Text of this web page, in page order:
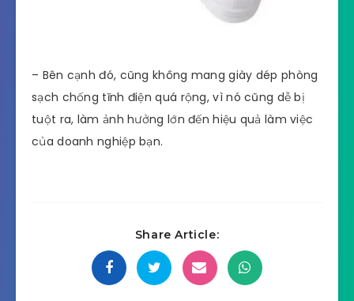
– Bên cạnh đó, cũng không mang giày dép phòng
sạch chống tĩnh điện quá rộng, vì nó cũng dễ bị
tuột ra, làm ảnh hưởng lớn đến hiệu quả làm việc
của doanh nghiệp bạn.
Share Article: